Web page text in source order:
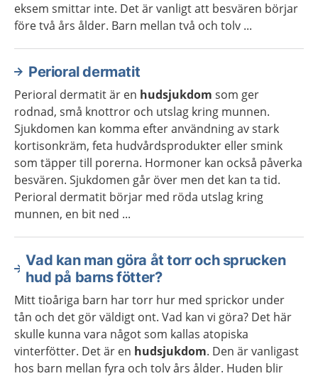
eksem smittar inte. Det är vanligt att besvären börjar
före två års ålder. Barn mellan två och tolv ...
Perioral dermatit
Perioral dermatit är en hudsjukdom som ger
rodnad, små knottror och utslag kring munnen.
Sjukdomen kan komma efter användning av stark
kortisonkräm, feta hudvårdsprodukter eller smink
som täpper till porerna. Hormoner kan också påverka
besvären. Sjukdomen går över men det kan ta tid.
Perioral dermatit börjar med röda utslag kring
munnen, en bit ned ...
Vad kan man göra åt torr och sprucken
hud på barns fötter?
Mitt tioåriga barn har torr hur med sprickor under
tån och det gör väldigt ont. Vad kan vi göra? Det här
skulle kunna vara något som kallas atopiska
vinterfötter. Det är en hudsjukdom. Den är vanligast
hos barn mellan fyra och tolv års ålder. Huden blir